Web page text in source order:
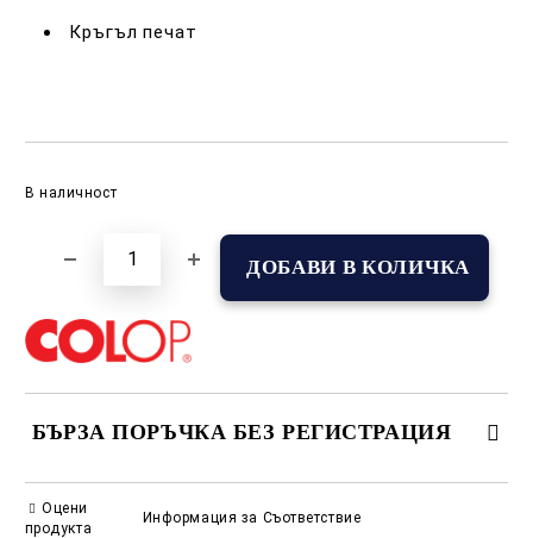
Кръгъл печат
В наличност
БЪРЗА ПОРЪЧКА БЕЗ РЕГИСТРАЦИЯ
Оцени
продукта
Информация за Съответствие